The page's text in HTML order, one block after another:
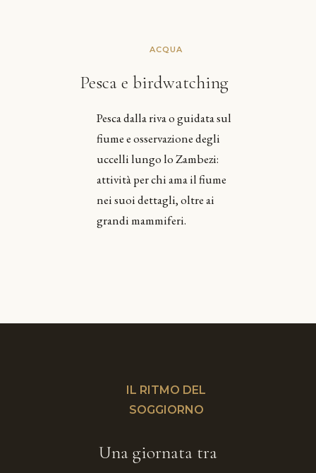
ACQUA
Pesca e birdwatching
Pesca dalla riva o guidata sul
fiume e osservazione degli
uccelli lungo lo Zambezi:
attività per chi ama il fiume
nei suoi dettagli, oltre ai
grandi mammiferi.
IL RITMO DEL
SOGGIORNO
Una giornata tra